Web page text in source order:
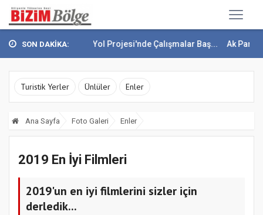
SON DAKİKA:
Yeşil Yol Projesi'nde Çalışmalar Baş... Ak Parti'den Orhan
Turistik Yerler Ünlüler Enler
Ana Sayfa Foto Galeri Enler
2019 En İyi Filmleri
2019'un en iyi filmlerini sizler için
derledik...